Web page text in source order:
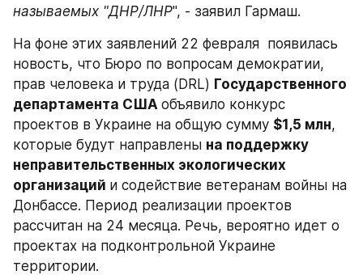
называемых "ДНР/ЛНР", - заявил Гармаш.
На фоне этих заявлений 22 февраля  появилась
новость, что Бюро по вопросам демократии,
прав человека и труда (DRL) Государственного
департамента США объявило конкурс
проектов в Украине на общую сумму $1,5 млн,
которые будут направлены на поддержку
неправительственных экологических
организаций и содействие ветеранам войны на
Донбассе. Период реализации проектов
рассчитан на 24 месяца. Речь, вероятно идет о
проектах на подконтрольной Украине
территории.